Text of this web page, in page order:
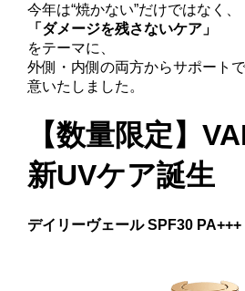
今年は“焼かない”だけではなく、
「ダメージを残さないケア」
をテーマに、
外側・内側の両方からサポート
意いたしました。
【数量限定】
新UVケア誕生
デイリーヴェール SPF30 PA+++